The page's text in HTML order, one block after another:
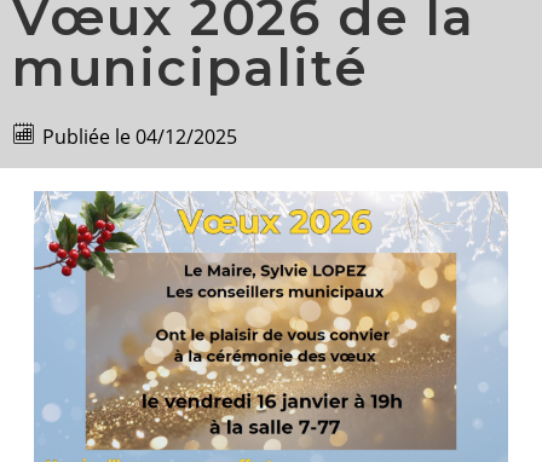
Vœux 2026 de la
municipalité
Publiée le04/12/2025